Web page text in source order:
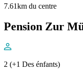
7.61km du centre
Pension Zur
2 (+1 Des énfants)